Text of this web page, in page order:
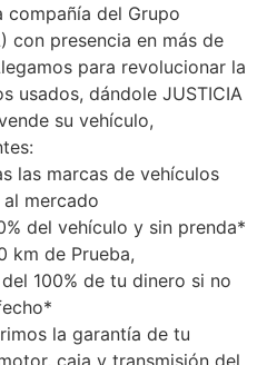
compañía del Grupo
con presencia en más de
para revolucionar la
usados, dándole JUSTICIA
su vehículo,
las marcas de vehículos
mercado
del vehículo y sin prenda*
km de Prueba,
100% de tu dinero si no
la garantía de tu
caja y transmisión del